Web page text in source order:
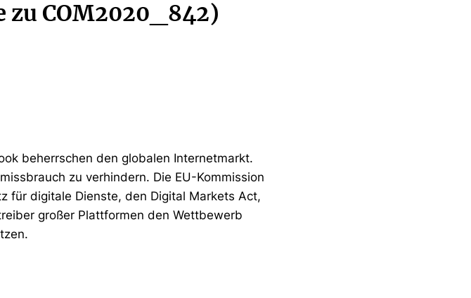
COM2020_842)
beherrschen den globalen Internetmarkt.
zu verhindern. Die EU-Kommission
für digitale Dienste, den Digital Markets Act,
großer Plattformen den Wettbewerb